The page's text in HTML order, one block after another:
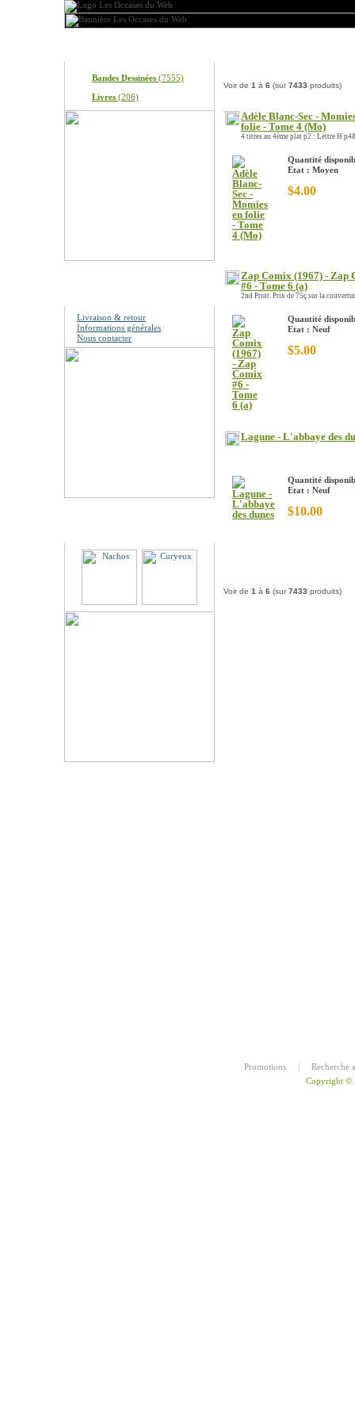
Bandes Dessinées (7555)
Livres (206)
Livraison & retour
Informations générales
Nous contacter
Voir de 1 à 6 (sur7433 produits)
Adèle Blanc-Sec -
folie - Tome 4 (Mo)
4 titres au 4ème plat p2 : Lettre H
Quantité
Etat : Moyen
$4.00
Zap Comix (1967) - Zap
#6 - Tome 6 (a)
2nd Print. Prix de 75ç sur la
Quantité
Etat : Neuf
$5.00
Lagune - L'abbaye des
Quantité
Etat : Neuf
$10.00
Voir de 1 à 6 (sur7433 produits)
Promotions |
Recherche
Copyright ©